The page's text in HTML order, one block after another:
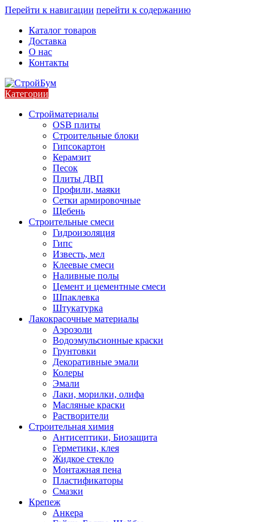
Перейти к навигации перейти к содержанию
Каталог товаров
Доставка
О нас
Контакты
Категории
Стройматериалы
OSB плиты
Строительные блоки
Гипсокартон
Керамзит
Песок
Плиты ДВП
Профили, маяки
Сетки армировочные
Щебень
Строительные смеси
Гидроизоляция
Гипс
Известь, мел
Клеевые смеси
Наливные полы
Цемент и цементные смеси
Шпаклевка
Штукатурка
Лакокрасочные материалы
Аэрозоли
Водоэмульсионные краски
Грунтовки
Декоративные эмали
Колеры
Эмали
Лаки, морилки, олифа
Масляные краски
Растворители
Строительная химия
Антисептики, Биозащита
Герметики, клея
Жидкое стекло
Монтажная пена
Пластификаторы
Смазки
Крепеж
Анкера